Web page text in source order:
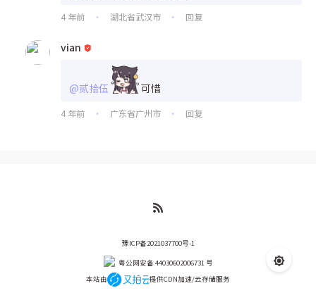
4 年前 • 湖北省武汉市 • 回复
vian
@贰拾伍 可惜
4 年前 • 广东省广州市 • 回复
豫ICP备2021037700号-1
粤公网安备 44030602006731 号
本站由
提供CDN加速/云存储服务